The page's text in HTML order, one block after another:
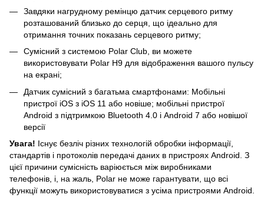
Завдяки нагрудному ремінцю датчик серцевого ритму
розташований близько до серця, що ідеально для
отримання точних показань серцевого ритму;
Сумісний з системою Polar Club, ви можете
використовувати Polar H9 для відображення вашого пульсу
на екрані;
Датчик сумісний з багатьма смартфонами: Mобільні
пристрої iOS з iOS 11 або новіше; мобільні пристрої
Android з підтримкою Bluetooth 4.0 і Android 7 або новішої
версії
Увага! Існує безліч різних технологій обробки інформації,
стандартів і протоколів передачі даних в пристроях Android. З
цієї причини сумісність варіюється між виробниками
телефонів, і, на жаль, Polar не може гарантувати, що всі
функції можуть використовуватися з усіма пристроями Android.